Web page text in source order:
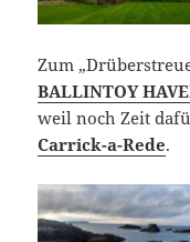
Zum
BALLINTOY
weil noch Zeit
Carrick-a-Rede.